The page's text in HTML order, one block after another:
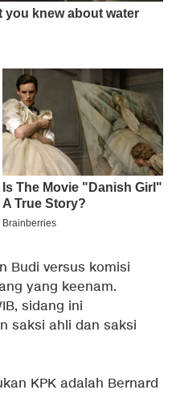
Budi versus komisi
yang keenam.
sidang ini
saksi ahli dan saksi
KPK adalah Bernard